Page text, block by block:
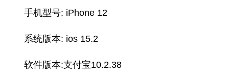
手机型号: iPhone 12
系统版本: ios 15.2
软件版本:支付宝10.2.38